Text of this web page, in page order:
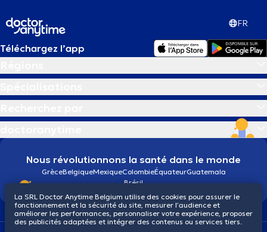
FR
Téléchargez l’app
Nous révolutionnons la santé dans le monde
GrèceBelgiqueMexiqueColombieÉquateurGuatemala
Brésil
La SRL Doctor Anytime Belgium utilise des cookies pour assurer le
fonctionnement et la sécurité du site, mesurer l’audience et
améliorer les performances, personnaliser votre expérience, proposer
des publicités adaptées et intégrer des contenus ou services tiers.